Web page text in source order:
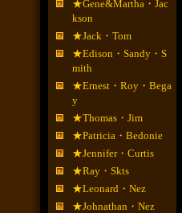
★Gene&Martha・Jac
kson
★Jack・Tom
★Edison・Sandy・S
mith
★Ernest・Roy・Bega
y
★Thomas・Jim
★Patricia・Bedonie
★Jennifer・Curtis
★Ray・Skts
★Leonard・Nez
★Johnathan・Nez